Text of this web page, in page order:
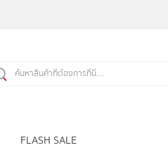
FLASH SALE